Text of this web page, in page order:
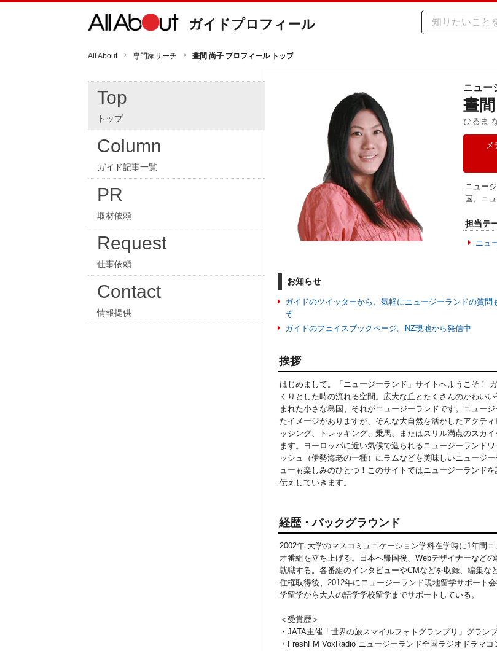
ガイドプロフィール
All About 専門家サーチ 晝間 尚子 プロフィール トップ
Top
トップ
Column
ガイド記事一覧
PR
取材依頼
Request
仕事依頼
Contact
情報提供
ニュー
晝
ひるま
メ
ニュー
国、ニ
担当テ
ニュ
お知らせ
ガイドのツイッターから、気軽にニュージーランドの質問
ぞ
ガイドのフェイスブックページ。NZ現地から発信中
挨拶
はじめまして。「ニュージーランド」サイトへようこそ！
くりとした時の流れる空間。広大な丘とたくさんのかわい
まれた小さな島国、それがニュージーランドです。ニュー
たイメージがありますが、そんな大自然を活かしたアクテ
ッシング、トレッキング、乗馬、またはスリル満点のスカ
ます。ヨーロッパに近い気候で造られるニュージーランド
ッシュ（伊勢海老の一種）にラムなどを美味しいニュージ
ューも楽しみのひとつ！このサイトではニュージーランド
伝えしていきます。
経歴・バックグラウンド
2002年 大学のマスコミュニケーション学科在学時に1年間
オ番組を立ち上げる。日本へ帰国後、Webデザイナーなど
就職する。各番組のインタビューやCMなどを収録、編集
住権取得後、2012年にニュージーランド現地留学サポート
学留学から大人の語学学校留学までサポートしている。
＜受賞歴＞
・JATA主催「世界の旅スマイルフォトグランプリ」グラン
・FreshFM VoxRadio ニュージーランド全国ラジオドラマ